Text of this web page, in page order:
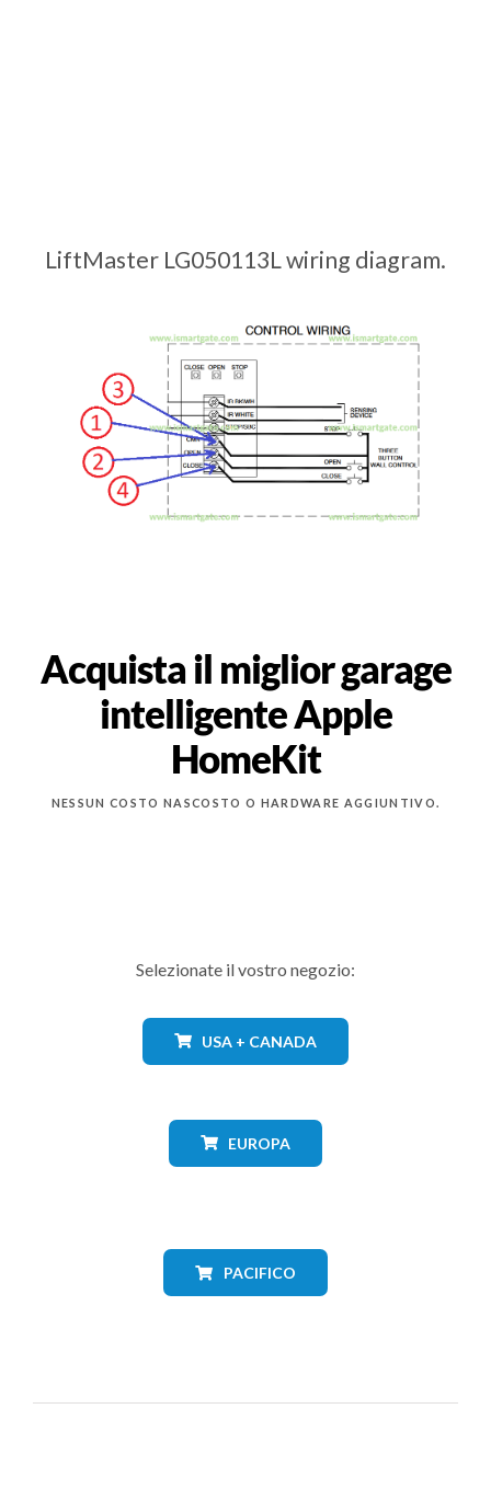
LiftMaster LG050113L wiring diagram.
Acquista il miglior garage
intelligente Apple
HomeKit
NESSUN COSTO NASCOSTO O HARDWARE AGGIUNTIVO.
Selezionate il vostro negozio:
USA + CANADA
EUROPA
PACIFICO